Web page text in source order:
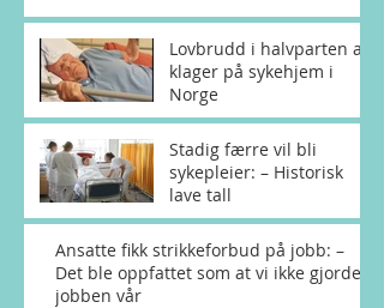
Lovbrudd i halvparten av
klager på sykehjem i
Norge
Stadig færre vil bli
sykepleier: – Historisk
lave tall
Ansatte fikk strikkeforbud på jobb: –
Det ble oppfattet som at vi ikke gjorde
jobben vår